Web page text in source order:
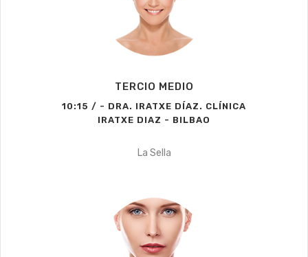
TERCIO MEDIO
10:15 / - DRA. IRATXE DÍAZ. CLÍNICA
IRATXE DIAZ - BILBAO
La Sella